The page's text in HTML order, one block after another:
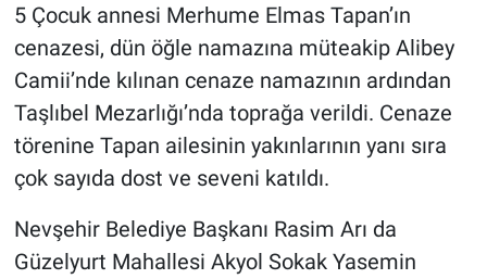
5 Çocuk annesi Merhume Elmas Tapan’ın
cenazesi, dün öğle namazına müteakip Alibey
Camii’nde kılınan cenaze namazının ardından
Taşlıbel Mezarlığı’nda toprağa verildi. Cenaze
törenine Tapan ailesinin yakınlarının yanı sıra
çok sayıda dost ve seveni katıldı.
Nevşehir Belediye Başkanı Rasim Arı da
Güzelyurt Mahallesi Akyol Sokak Yasemin
Aksaray
Kırşehir
Yerel
Asayiş